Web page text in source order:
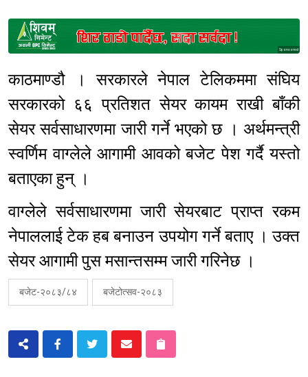
Sponsored
काठमाण्डौ । सरकारले नेपाल टेलिकममा संघिय
सरकारको ६६ प्रतिशत सेयर कायम राखी बाँकी
सेयर सर्वसाधारणमा जारी गर्ने भएको छ । अर्थमन्त्री
स्वर्णिम वाग्लेले आगामी आवको बजेट पेश गर्दै यस्तो
बताएका हुन् ।
वाग्लेले सर्वसाधारणमा जारी सेयरबाट प्राप्त रकम
नेपाललाई टेक हब बनाउन उपयोग गर्ने बताए । उक्त
सेयर आगामी पुस मसान्तसम्म जारी गरिनेछ ।
बजेट-२०८३/८४ बजेटोत्सव-२०८३